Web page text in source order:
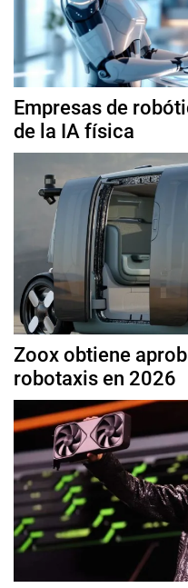
Empresas de
de la IA física
Zoox obtiene
robotaxis en 2026